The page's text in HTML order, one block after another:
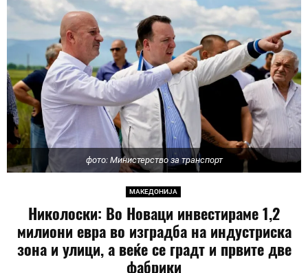
фото: Министерство за транспорт
МАКЕДОНИЈА
Николоски: Во Новаци инвестираме 1,2
милиони евра во изградба на индустриска
зона и улици, а веќе се градт и првите две
фабрики